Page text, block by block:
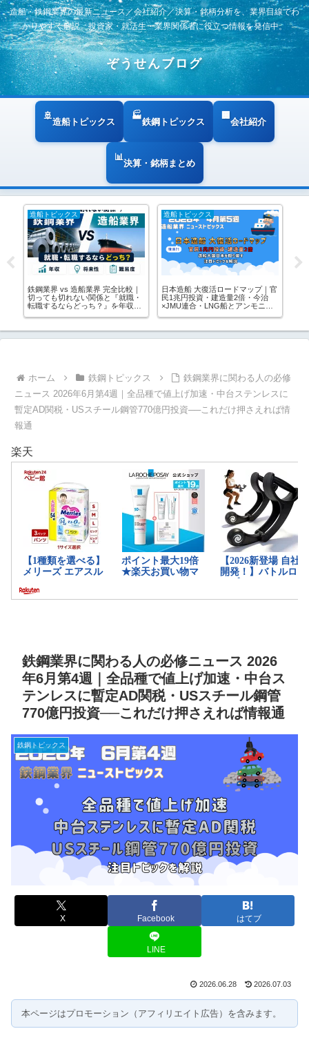
造船・鉄鋼業界の最新ニュース／会社紹介／決算・銘柄分析を、業界目線でわ
かりやすく解説。投資家・就活生・業界関係者に役立つ情報を発信中。
ぞうせんブログ
造船トピックス 鉄鋼トピックス 会社紹介
決算・銘柄まとめ
造船トピックス
造船・海運・重工業の平均年収ラ
ンキング2025年版｜上場大手から
非上場の造船企業まで完全比較
造船トピックス
日本造船業に起きた静かな革命
──1兆円投資・歴史的統合・脱炭
素が描く2030年の航海図｜2025年
ホーム 鉄鋼トピックス
鉄鋼業界に関わる人の必修
ニュース 2026年6月第4週｜全品種で値上げ加速・中台ステンレスに
暫定AD関税・USスチール鋼管770億円投資──これだけ押さえれば情
報通
楽天
鉄鋼業界に関わる人の必修ニュース 2026
年6月第4週｜全品種で値上げ加速・中台ス
テンレスに暫定AD関税・USスチール鋼管
770億円投資──これだけ押さえれば情報通
鉄鋼トピックス
X Facebook はてブ
LINE
2026.06.28 2026.07.03
本ページはプロモーション（アフィリエイト広告）を含みます。